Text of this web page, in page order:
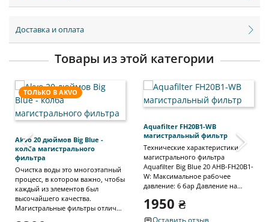
Доставка и оплата
Товары из этой категории
Akvo 20 дюймов Big Blue -
колба магистрального
фильтра
Очистка воды это многоэтапный
процесс, в котором важно, чтобы
каждый из элементов был
высочайшего качества.
Магистральные фильтры отлично
ТОЛЬКО В AKVO
Aquafilter FH20B1-WB
магистральный фильтр
Технические характеристики
магистрального фильтра
Aquafilter Big Blue 20 AHB-FH20B1-
W: Максимальное рабочее
давление: 6 бар Давление на
температура: 2-45 С Размеры
1950 ₴
‹ ›